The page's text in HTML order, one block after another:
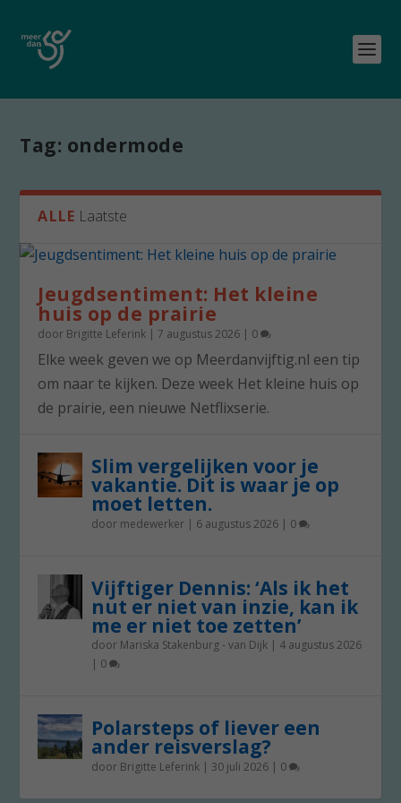
Tag: ondermode
ALLE Laatste
Jeugdsentiment: Het kleine
huis op de prairie
door Brigitte Leferink |7 augustus 2026 | 0
Elke week geven we op Meerdanvijftig.nl een tip
om naar te kijken. Deze week Het kleine huis op
de prairie, een nieuwe Netflixserie.
Slim vergelijken voor je
vakantie. Dit is waar je op
moet letten.
door medewerker | 6 augustus 2026 | 0
Vijftiger Dennis: ‘Als ik het
nut er niet van inzie, kan ik
me er niet toe zetten’
door Mariska Stakenburg - van Dijk | 4 augustus 2026
| 0
Polarsteps of liever een
ander reisverslag?
door Brigitte Leferink | 30 juli 2026 | 0